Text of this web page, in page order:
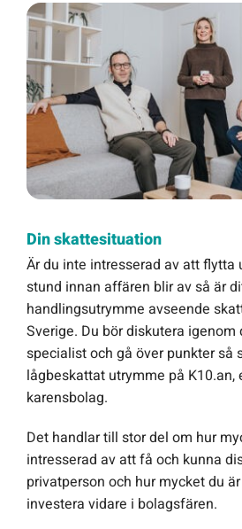
Din skattesituation
Är du inte intresserad av att flytta
stund innan affären blir av så är
handlingsutrymme avseende
Sverige. Du bör diskutera
specialist och gå över punkter så
lågbeskattat utrymme på K10.an,
karensbolag.
Det handlar till stor del om hur
intresserad av att få och kunna
privatperson och hur mycket du
investera vidare i bolagsfären.